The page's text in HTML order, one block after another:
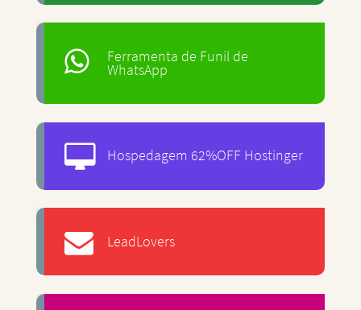
Ferramenta de Funil de
WhatsApp
Hospedagem 62%OFF Hostinger
LeadLovers